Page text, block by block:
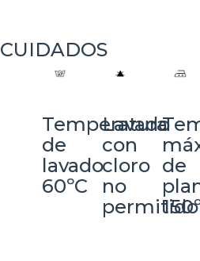
CUIDADOS
Temperatura
de
lavado
60ºC
Lavado
con
cloro
no
permitido
de